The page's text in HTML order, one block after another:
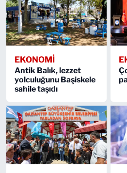
EKONOMİ
Antik Balık, lezzet
yolculuğunu Başiskele
sahile taşıdı